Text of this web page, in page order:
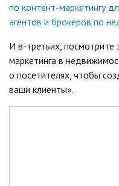
по контент-маркетингу
агентов и брокеров по
И в-третьих, посмотрите
маркетинга в
о посетителях, чтобы
ваши клиенты».